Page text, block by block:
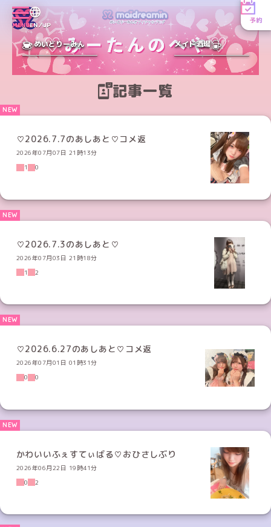
MENUEN／JP
予約
めいどりーみん メイド酒場
記事一覧
♡2026.7.7のあしあと♡コメ返
2026年07月07日 21時13分
1
0
♡2026.7.3のあしあと♡
2026年07月03日 21時18分
1
2
♡2026.6.27のあしあと♡コメ返
2026年07月01日 01時31分
0
0
かわいいふぇすてぃばる♡おひさしぶり
2026年06月22日 19時41分
0
2